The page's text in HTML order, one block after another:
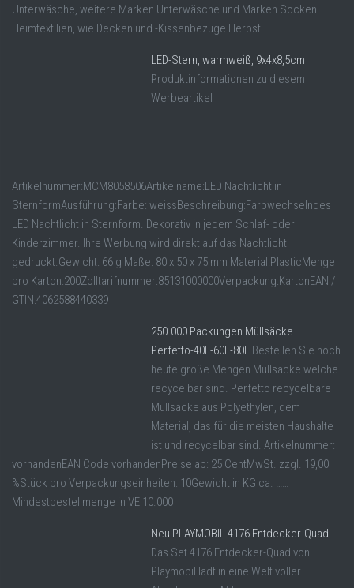
Unterwäsche, weitere Marken Unterwäsche und Marken Socken
Heimtextilien, wie Decken und -Kissenbezüge Herbst ...
LED-Stern, warmweiß, 9x4x8,5cm
Produktinformationen zu diesem
Werbeartikel
Artikelnummer:MCM8058506Artikelname:LED Nachtlicht in
SternformAusführung:Farbe: weissBeschreibung:Farbwechselndes
LED Nachtlicht in Sternform. Dekorativ in jedem Schlaf- oder
Kinderzimmer. Ihre Werbung wird direkt auf das Nachtlicht
gedruckt.Gewicht: 66 g Maße: 80 x 50 x 75 mm Material:PlasticMenge
pro Karton:200Zolltarifnummer:85131000000Verpackung:KartonEAN /
GTIN:4062588440339
250.000 Packungen Müllsäcke –
Perfetto-40L-60L-80L Bestellen Sie noch
heute große Mengen Müllsäcke welche
recycelbar sind. Perfetto recycelbare
Müllsäcke aus Polyethylen, dem
Material, das für die meisten Haushalte
ist und recycelbar sind. Artikelnummer:
vorhandenEAN Code vorhandenPreise ab: 25 CentMwSt. zzgl. 19,00
%Stück pro Verpackungseinheiten: 10Gewicht in KG ca. ……
Mindestbestellmenge in VE 10.000
Neu PLAYMOBIL 4176 Entdecker-Quad
Das Set 4176 Entdecker-Quad von
Playmobil lädt in eine Welt voller